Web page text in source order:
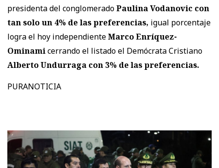
presidenta del conglomeradoPaulina Vodanovic con
tan solo un 4% de las preferencias, igual porcentaje
logra el hoy independienteMarco Enríquez-
Ominamicerrando el listado el Demócrata Cristiano
Alberto Undurraga con 3% de las preferencias.
PURANOTICIA